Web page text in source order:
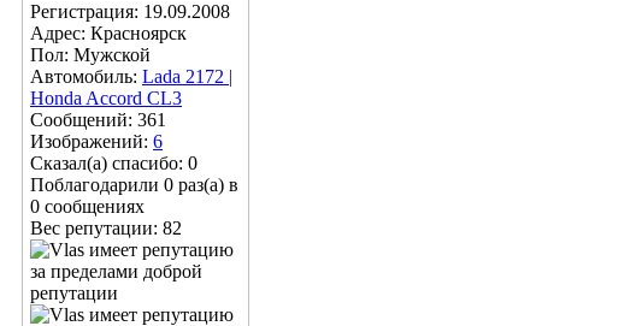
Регистрация: 19.09.2008
Адрес: Красноярск
Пол: Мужской
Автомобиль: Lada 2172 |
Honda Accord CL3
Сообщений: 361
Изображений: 6
Сказал(а) спасибо: 0
Поблагодарили 0 раз(а) в
0 сообщениях
Вес репутации: 82